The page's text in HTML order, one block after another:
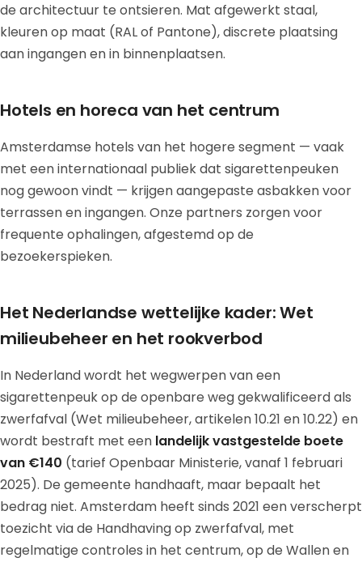
de architectuur te ontsieren. Mat afgewerkt staal,
kleuren op maat (RAL of Pantone), discrete plaatsing
aan ingangen en in binnenplaatsen.
Hotels en horeca van het centrum
Amsterdamse hotels van het hogere segment — vaak
met een internationaal publiek dat sigarettenpeuken
nog gewoon vindt — krijgen aangepaste asbakken voor
terrassen en ingangen. Onze partners zorgen voor
frequente ophalingen, afgestemd op de
bezoekerspieken.
Het Nederlandse wettelijke kader: Wet
milieubeheer en het rookverbod
In Nederland wordt het wegwerpen van een
sigarettenpeuk op de openbare weg gekwalificeerd als
zwerfafval (Wet milieubeheer, artikelen 10.21 en 10.22) en
wordt bestraft met een landelijk vastgestelde boete
van €140 (tarief Openbaar Ministerie, vanaf 1 februari
2025). De gemeente handhaaft, maar bepaalt het
bedrag niet. Amsterdam heeft sinds 2021 een verscherpt
toezicht via de Handhaving op zwerfafval, met
regelmatige controles in het centrum, op de Wallen en